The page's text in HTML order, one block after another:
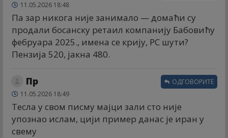
11.05.2026 18:48
Па зар никога није занимало — домаћи су
продали босанску ретаил компанију Бабовићу
фебруара 2025., имена се крију, РС шути?
Пензија 520, јакна 480.
Пр
11.05.2026 18:49
Тесла у свом писму мајци зали сто није
упознао ислам, цији пример данас је иран у
свему
ОДГОВОРИТЕ